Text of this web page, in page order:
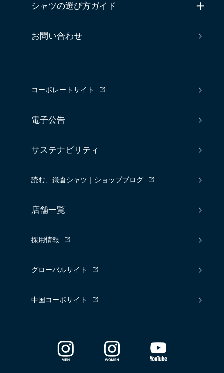
シャツの選び方ガイド
お問い合わせ
コーポレートサイト
電子公告
サステナビリティ
読む、鎌倉シャツ｜ショップブログ
店舗一覧
採用情報
グローバルサイト
中国コーポサイト